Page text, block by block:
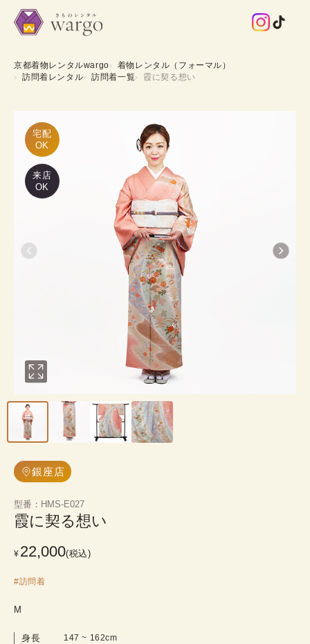
京都着物レンタルwargo
着物レンタル（フォーマル）
訪問着レンタル
訪問着一覧 霞に契る想い
宅配
OK
来店
OK
銀座店
型番 ： HMS-E027
霞に契る想い
¥ 22,000(税込)
#訪問着
M
身長 147 ~ 162cm